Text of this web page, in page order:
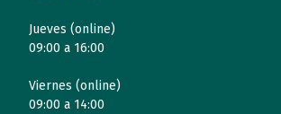
Jueves (online)
09:00 a 16:00
Viernes (online)
09:00 a 14:00